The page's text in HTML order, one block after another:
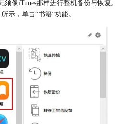
像iTunes那样进行整机备份与恢复。
示，单击“书籍”功能。